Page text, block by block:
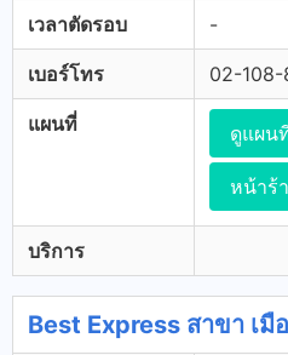
เวลาตัดรอบ -
เบอร์โทร 02-
แผนที่ ดูแผน
หน้าร้
บริการ
Best Express สาขา เมื